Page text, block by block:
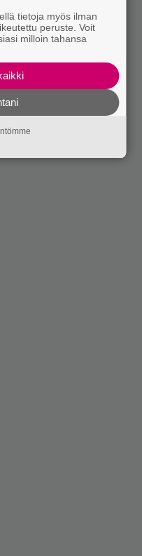
tietoja myös ilman
peruste. Voit
milloin tahansa